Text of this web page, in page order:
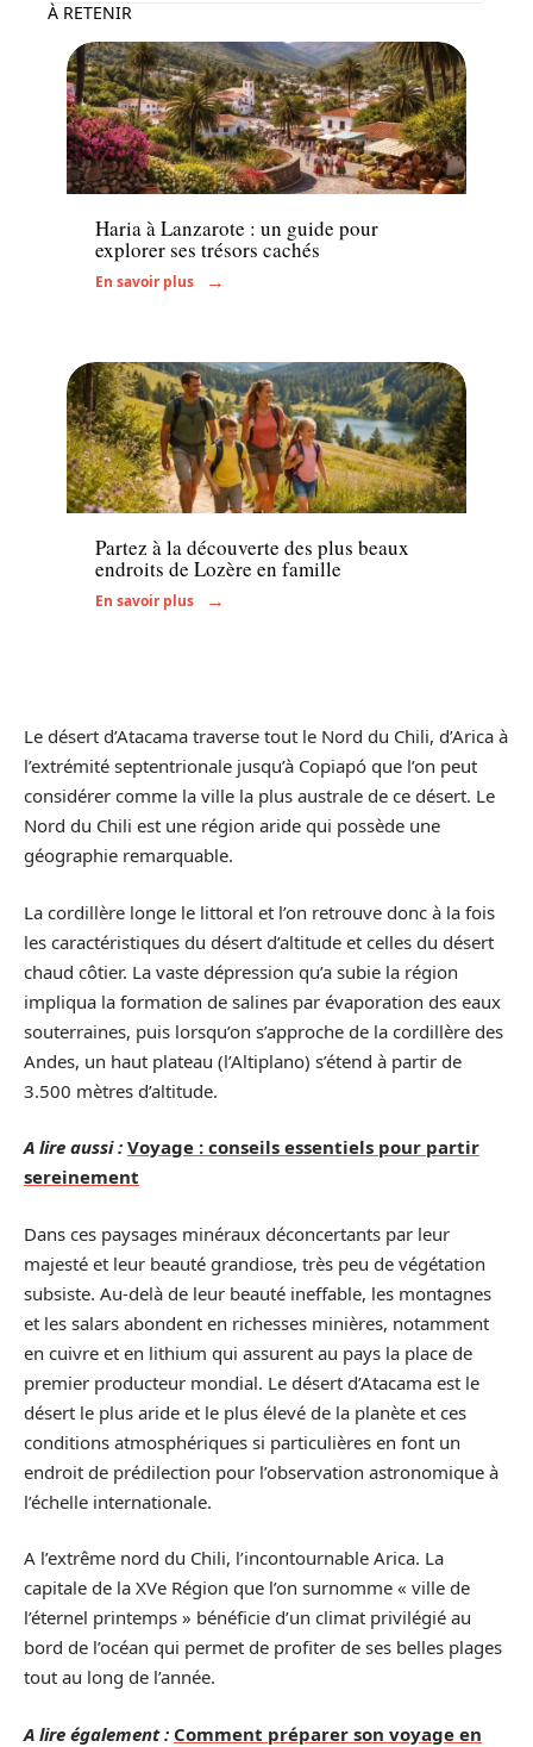
À RETENIR
Voyage
Haria à Lanzarote : un guide pour
explorer ses trésors cachés
En savoir plus
Voyage
Partez à la découverte des plus beaux
endroits de Lozère en famille
En savoir plus
Le désert d’Atacama traverse tout le Nord du Chili, d’Arica à
l’extrémité septentrionale jusqu’à Copiapó que l’on peut
considérer comme la ville la plus australe de ce désert. Le
Nord du Chili est une région aride qui possède une
géographie remarquable.
La cordillère longe le littoral et l’on retrouve donc à la fois
les caractéristiques du désert d’altitude et celles du désert
chaud côtier. La vaste dépression qu’a subie la région
impliqua la formation de salines par évaporation des eaux
souterraines, puis lorsqu’on s’approche de la cordillère des
Andes, un haut plateau (l’Altiplano) s’étend à partir de
3.500 mètres d’altitude.
A lire aussi : Voyage : conseils essentiels pour partir
sereinement
Dans ces paysages minéraux déconcertants par leur
majesté et leur beauté grandiose, très peu de végétation
subsiste. Au-delà de leur beauté ineffable, les montagnes
et les salars abondent en richesses minières, notamment
en cuivre et en lithium qui assurent au pays la place de
premier producteur mondial. Le désert d’Atacama est le
désert le plus aride et le plus élevé de la planète et ces
conditions atmosphériques si particulières en font un
endroit de prédilection pour l’observation astronomique à
l’échelle internationale.
A l’extrême nord du Chili, l’incontournable Arica. La
capitale de la XVe Région que l’on surnomme « ville de
l’éternel printemps » bénéficie d’un climat privilégié au
bord de l’océan qui permet de profiter de ses belles plages
tout au long de l’année.
A lire également : Comment préparer son voyage en